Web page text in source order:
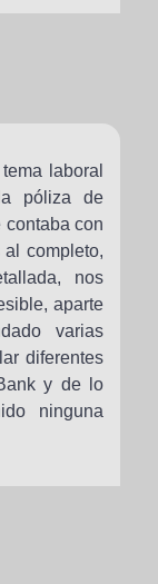
laboral
póliza de
contaba con
completo,
nos
aparte
varias
diferentes
y de lo
ninguna